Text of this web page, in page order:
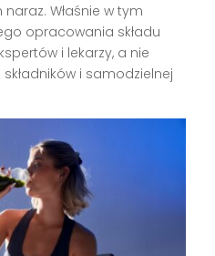
Właśnie w tym
opracowania składu
i lekarzy, a nie
i samodzielnej